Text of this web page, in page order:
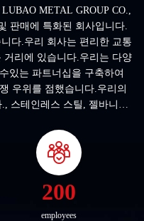
METAL GROUP CO.,
판매에 특화된 회사입니다.
다.우리 회사는 편리한 교통
리에 있습니다.우리는 다양
있는 파트너십을 구축하여
우위를 점했습니다.우리의
스테인레스 스틸, 젤바니제
또한 국내 철강 공장과 장기
하이 바오스틸그 결과, 우리
톤에 달했습니다....
200
employees